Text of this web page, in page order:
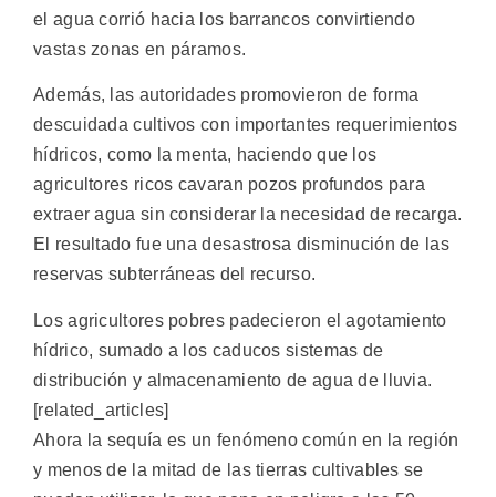
el agua corrió hacia los barrancos convirtiendo
vastas zonas en páramos.
Además, las autoridades promovieron de forma
descuidada cultivos con importantes requerimientos
hídricos, como la menta, haciendo que los
agricultores ricos cavaran pozos profundos para
extraer agua sin considerar la necesidad de recarga.
El resultado fue una desastrosa disminución de las
reservas subterráneas del recurso.
Los agricultores pobres padecieron el agotamiento
hídrico, sumado a los caducos sistemas de
distribución y almacenamiento de agua de lluvia.
[related_articles]
Ahora la sequía es un fenómeno común en la región
y menos de la mitad de las tierras cultivables se